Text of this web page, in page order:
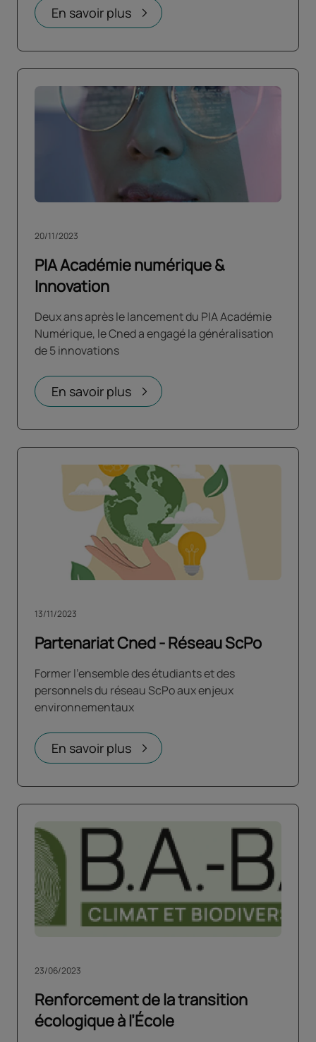
En savoir plus
PIA Académie numérique &
Innovation
20/11/2023
Deux ans après le lancement du PIA Académie
Numérique, le Cned a engagé la généralisation
de 5 innovations
En savoir plus
Partenariat Cned - Réseau ScPo
13/11/2023
Former l'ensemble des étudiants et des
personnels du réseau ScPo aux enjeux
environnementaux
En savoir plus
Renforcement de la transition
écologique à l’École
23/06/2023